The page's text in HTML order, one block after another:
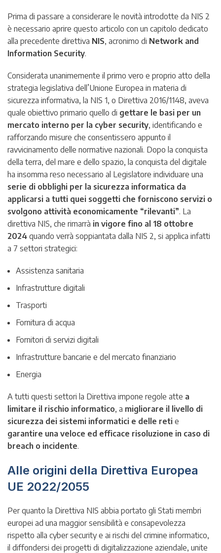
Prima di passare a considerare le novità introdotte da NIS 2
è necessario aprire questo articolo con un capitolo dedicato
alla precedente direttiva NIS, acronimo di Network and
Information Security.
Considerata unanimemente il primo vero e proprio atto della
strategia legislativa dell’Unione Europea in materia di
sicurezza informativa, la NIS 1, o Direttiva 2016/1148, aveva
quale obiettivo primario quello di gettare le basi per un
mercato interno per la cyber security, identificando e
rafforzando misure che consentissero appunto il
ravvicinamento delle normative nazionali. Dopo la conquista
della terra, del mare e dello spazio, la conquista del digitale
ha insomma reso necessario al Legislatore individuare una
serie di obblighi per la sicurezza informatica da
applicarsi a tutti quei soggetti che forniscono servizi o
svolgono attività economicamente “rilevanti”. La
direttiva NIS, che rimarrà in vigore fino al 18 ottobre
2024 quando verrà soppiantata dalla NIS 2, si applica infatti
a 7 settori strategici:
Assistenza sanitaria
Infrastrutture digitali
Trasporti
Fornitura di acqua
Fornitori di servizi digitali
Infrastrutture bancarie e del mercato finanziario
Energia
A tutti questi settori la Direttiva impone regole atte a
limitare il rischio informatico, a migliorare il livello di
sicurezza dei sistemi informatici e delle reti e
garantire una veloce ed efficace risoluzione in caso di
breach o incidente.
Alle origini della Direttiva Europea
UE 2022/2055
Per quanto la Direttiva NIS abbia portato gli Stati membri
europei ad una maggior sensibilità e consapevolezza
rispetto alla cyber security e ai rischi del crimine informatico,
il diffondersi dei progetti di digitalizzazione aziendale, unite